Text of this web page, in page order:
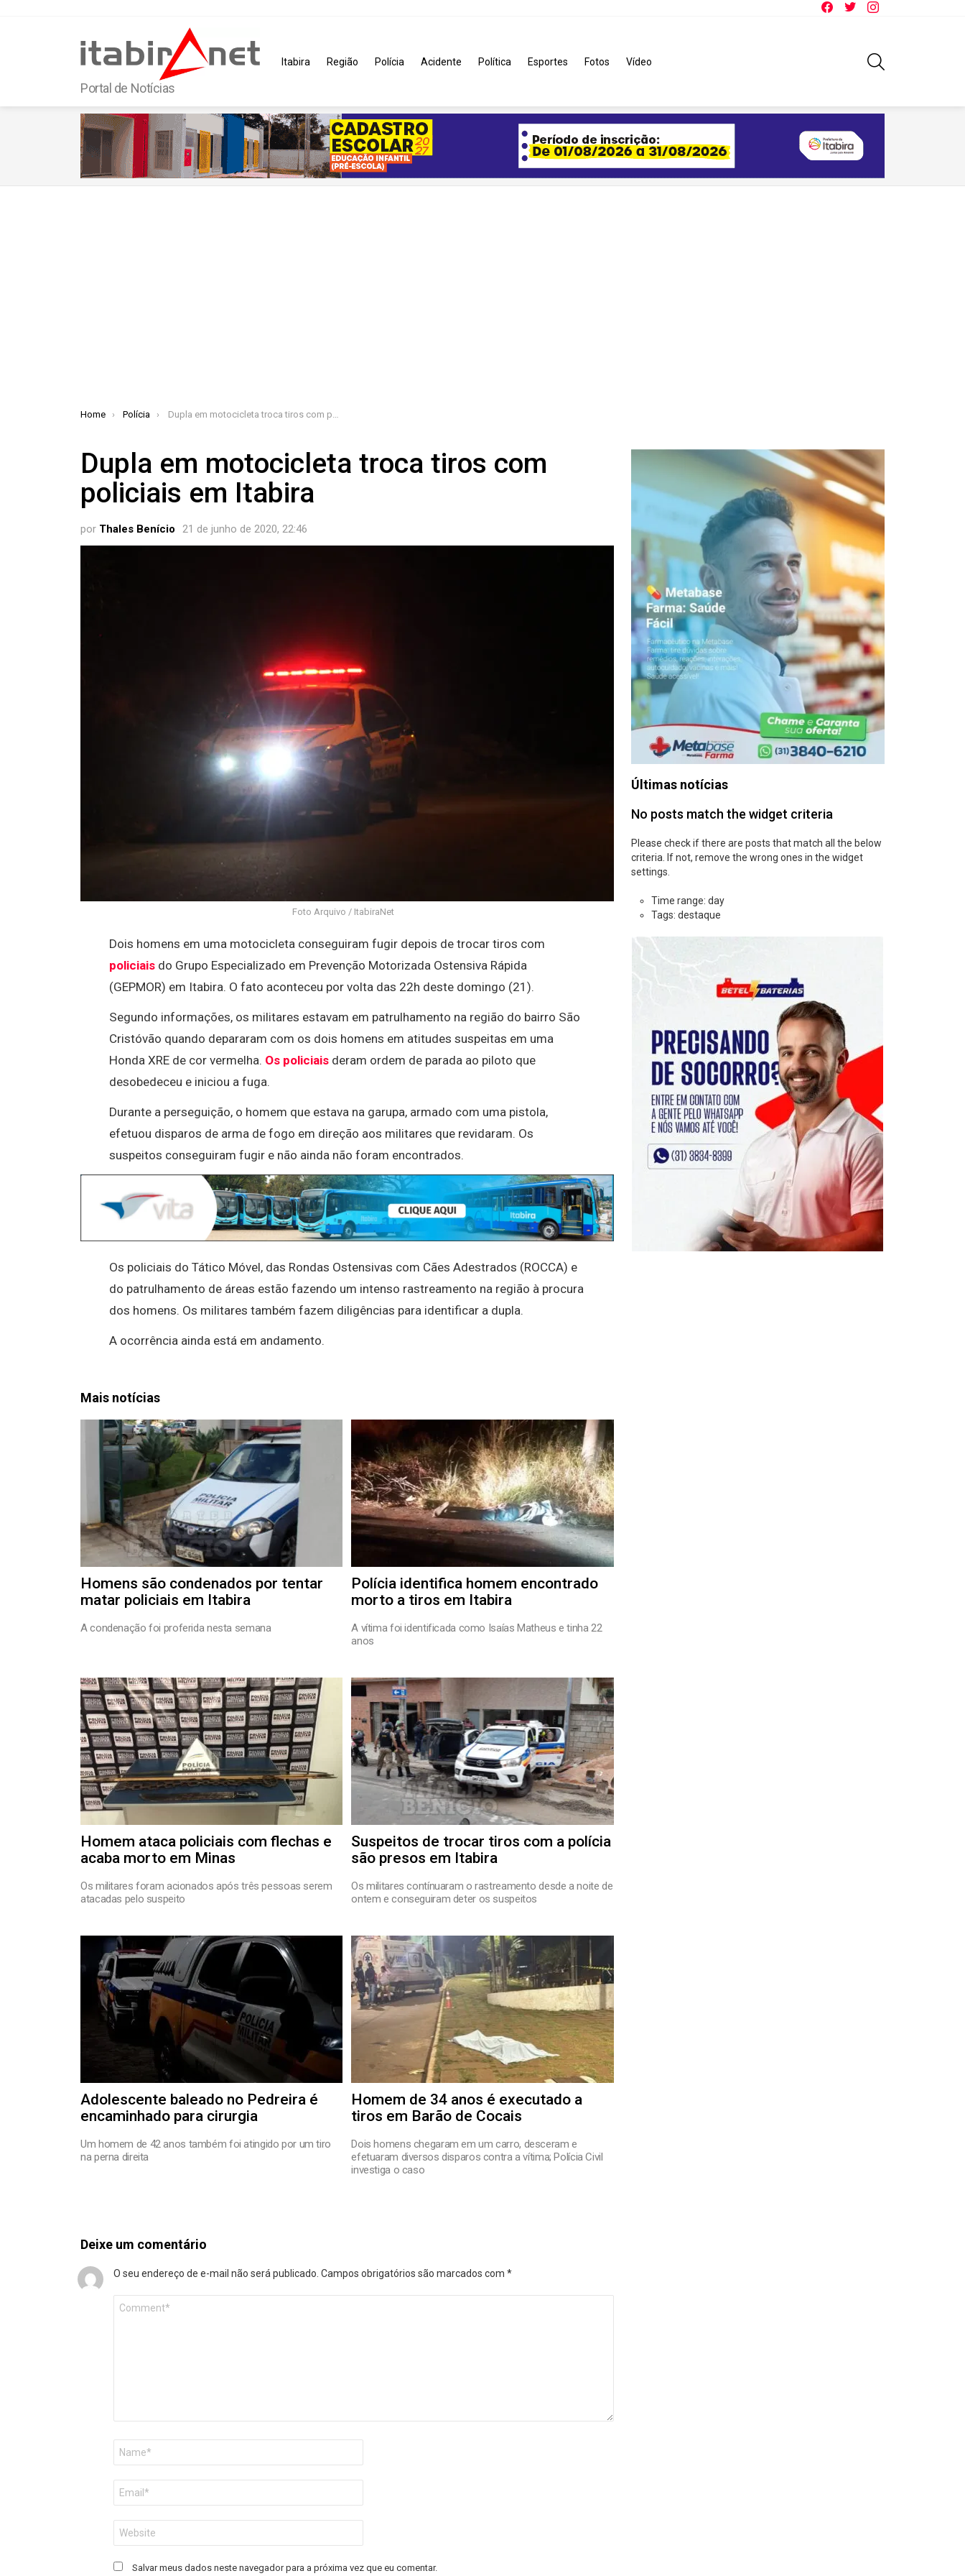
Portal de Notícias
Itabira Região Polícia Acidente Política Esportes Fotos Vídeo
You are here:
Home Polícia Dupla em motocicleta troca tiros com policiais em Itabira
Dupla em motocicleta troca tiros com
policiais em Itabira
por Thales Benício 21 de junho de 2020, 22:46
Foto Arquivo / ItabiraNet
Dois homens em uma motocicleta conseguiram fugir depois de trocar tiros com
policiais do Grupo Especializado em Prevenção Motorizada Ostensiva Rápida
(GEPMOR) em Itabira. O fato aconteceu por volta das 22h deste domingo (21).
Segundo informações, os militares estavam em patrulhamento na região do bairro São
Cristóvão quando depararam com os dois homens em atitudes suspeitas em uma
Honda XRE de cor vermelha. Os policiais deram ordem de parada ao piloto que
desobedeceu e iniciou a fuga.
Durante a perseguição, o homem que estava na garupa, armado com uma pistola,
efetuou disparos de arma de fogo em direção aos militares que revidaram. Os
suspeitos conseguiram fugir e não ainda não foram encontrados.
Os policiais do Tático Móvel, das Rondas Ostensivas com Cães Adestrados (ROCCA) e
do patrulhamento de áreas estão fazendo um intenso rastreamento na região à procura
dos homens. Os militares também fazem diligências para identificar a dupla.
A ocorrência ainda está em andamento.
Mais notícias
Homens são condenados por tentar
matar policiais em Itabira
A condenação foi proferida nesta semana
Polícia identifica homem encontrado
morto a tiros em Itabira
A vítima foi identificada como Isaías Matheus e tinha 22
anos
Homem ataca policiais com flechas e
acaba morto em Minas
Os militares foram acionados após três pessoas serem
atacadas pelo suspeito
Suspeitos de trocar tiros com a polícia
são presos em Itabira
Os militares contínuaram o rastreamento desde a noite de
ontem e conseguiram deter os suspeitos
Adolescente baleado no Pedreira é
encaminhado para cirurgia
Um homem de 42 anos também foi atingido por um tiro
na perna direita
Homem de 34 anos é executado a
tiros em Barão de Cocais
Dois homens chegaram em um carro, desceram e
efetuaram diversos disparos contra a vítima; Polícia Civil
investiga o caso
Deixe um comentário
O seu endereço de e-mail não será publicado. Campos obrigatórios são marcados com *
mail
*
Salvar meus dados neste navegador para a próxima vez que eu comentar.
Últimas notícias
No posts match the widget criteria
Please check if there are posts that match all the below
criteria. If not, remove the wrong ones in the widget
settings.
Time range: day
Tags: destaque